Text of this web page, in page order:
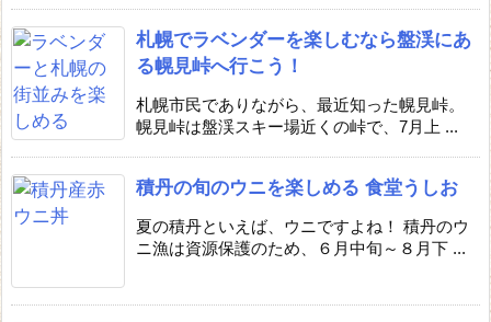
札幌でラベンダーを楽しむなら盤渓にあ
る幌見峠へ行こう！
札幌市民でありながら、最近知った幌見峠。
幌見峠は盤渓スキー場近くの峠で、7月上 ...
積丹の旬のウニを楽しめる 食堂うしお
夏の積丹といえば、ウニですよね！ 積丹のウ
ニ漁は資源保護のため、６月中旬～８月下 ...